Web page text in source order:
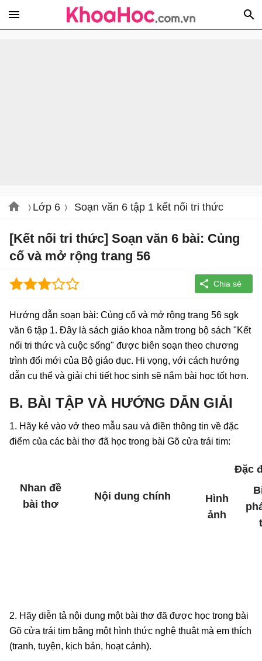
Lớp 6 Soạn văn 6 tập 1 kết nối tri thức
[Kết nối tri thức] Soạn văn 6 bài: Củng
cố và mở rộng trang 56
Hướng dẫn soạn bài: Củng cố và mở rộng trang 56 sgk
văn 6 tập 1. Đây là sách giáo khoa nằm trong bộ sách "Kết
nối tri thức và cuộc sống" được biên soạn theo chương
trình đổi mới của Bộ giáo dục. Hi vọng, với cách hướng
dẫn cụ thể và giải chi tiết học sinh sẽ nắm bài học tốt hơn.
B. BÀI TẬP VÀ HƯỚNG DẪN GIẢI
1. Hãy kẻ vào vở theo mẫu sau và điền thông tin về đặc
điểm của các bài thơ đã học trong bài Gõ cửa trái tim:
Nhan đề
bài thơ
Nội dung chính
Đặc
Hình
ảnh
2. Hãy diễn tả nội dung một bài thơ đã được học trong bài
Gõ cửa trái tim bằng một hình thức nghệ thuật mà em thích
(tranh, tuyện, kịch bản, hoạt cảnh).